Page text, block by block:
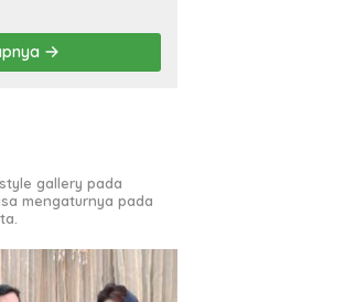
gallery pada
mengaturnya pada